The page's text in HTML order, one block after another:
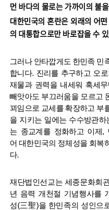
먼 바다의 물로는 가까이의 불
대한민국의 혼란은 외래의 어
의 대통합으로만 바로잡을 수
그러나 안타깝게도 한민족 민
합니다. 진리를 추구하고 오
재물과 권력을 내세워 혹세
빼앗아도 부끄러움을 모르고
꾀임으로 교세를 확장하고 부
을 지키는 일에는 수수방관
는 종교계를 정화하고 이제,
어 대한민국의 정체성을 회복
다.
재단법인선교는 세종문화회
년 음력 개천절 기념행사를
성(三聖)을 한민족의 성인으